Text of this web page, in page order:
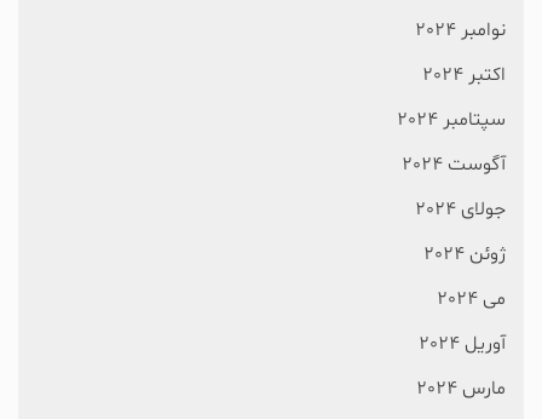
نوامبر 2024
اکتبر 2024
سپتامبر 2024
آگوست 2024
جولای 2024
ژوئن 2024
می 2024
آوریل 2024
مارس 2024